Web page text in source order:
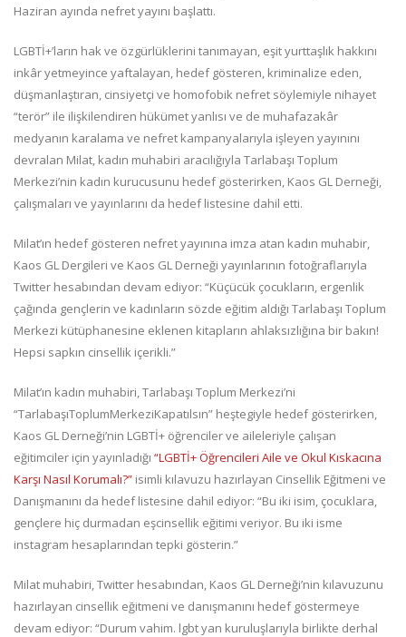
Haziran ayında nefret yayını başlattı.
LGBTİ+’ların hak ve özgürlüklerini tanımayan, eşit yurttaşlık hakkını
inkâr yetmeyince yaftalayan, hedef gösteren, kriminalize eden,
düşmanlaştıran, cinsiyetçi ve homofobik nefret söylemiyle nihayet
“terör” ile ilişkilendiren hükümet yanlısı ve de muhafazakâr
medyanın karalama ve nefret kampanyalarıyla işleyen yayınını
devralan Milat, kadın muhabiri aracılığıyla Tarlabaşı Toplum
Merkezi’nin kadın kurucusunu hedef gösterirken, Kaos GL Derneği,
çalışmaları ve yayınlarını da hedef listesine dahil etti.
Milat’ın hedef gösteren nefret yayınına imza atan kadın muhabir,
Kaos GL Dergileri ve Kaos GL Derneği yayınlarının fotoğraflarıyla
Twitter hesabından devam ediyor: “Küçücük çocukların, ergenlik
çağında gençlerin ve kadınların sözde eğitim aldığı Tarlabaşı Toplum
Merkezi kütüphanesine eklenen kitapların ahlaksızlığına bir bakın!
Hepsi sapkın cinsellik içerikli.”
Milat’ın kadın muhabiri, Tarlabaşı Toplum Merkezi’ni
“TarlabaşıToplumMerkeziKapatılsın” heştegiyle hedef gösterirken,
Kaos GL Derneği’nin LGBTİ+ öğrenciler ve aileleriyle çalışan
eğitimciler için yayınladığı “LGBTİ+ Öğrencileri Aile ve Okul Kıskacına
Karşı Nasıl Korumalı?” isimli kılavuzu hazırlayan Cinsellik Eğitmeni ve
Danışmanını da hedef listesine dahil ediyor: “Bu iki isim, çocuklara,
gençlere hiç durmadan eşcinsellik eğitimi veriyor. Bu iki isme
instagram hesaplarından tepki gösterin.”
Milat muhabiri, Twitter hesabından, Kaos GL Derneği’nin kılavuzunu
hazırlayan cinsellik eğitmeni ve danışmanını hedef göstermeye
devam ediyor: “Durum vahim. lgbt yan kuruluşlarıyla birlikte derhal